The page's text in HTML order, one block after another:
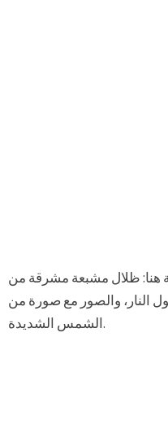
هنا: ظلال مشبعة مشرقة من
النار، والصور مع صورة من
الشمس الشديدة.